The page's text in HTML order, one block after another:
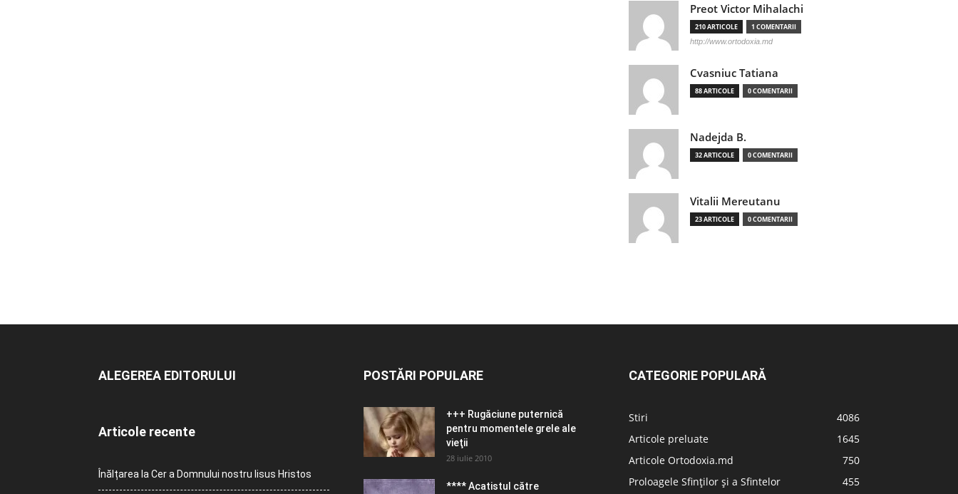
Preot Victor Mihalachi
210 ARTICOLE 1 COMENTARII
http://www.ortodoxia.md
Cvasniuc Tatiana
88 ARTICOLE 0 COMENTARII
Nadejda B.
32 ARTICOLE 0 COMENTARII
Vitalii Mereutanu
23 ARTICOLE 0 COMENTARII
ALEGEREA EDITORULUI
Articole recente
Înălțarea la Cer a Domnului nostru Iisus Hristos
POSTĂRI POPULARE
+++ Rugăciune puternică
pentru momentele grele ale
vieţii
28 iulie 2010
**** Acatistul către
CATEGORIE POPULARĂ
Stiri
4086
Articole preluate
1645
Articole Ortodoxia.md
750
Proloagele Sfinților și a Sfintelor
455